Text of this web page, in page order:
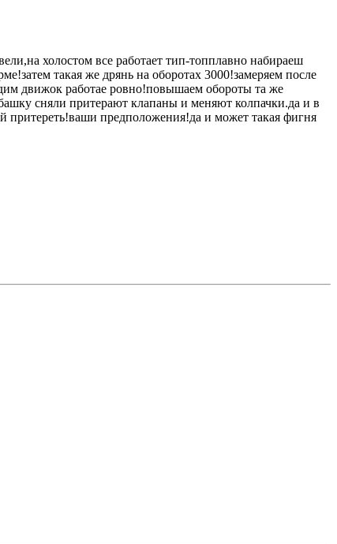
холостом все работает тип-топплавно набираеш
такая же дрянь на оборотах 3000!замеряем после
движок работае ровно!повышаем обороты та же
сняли притерают клапаны и меняют колпачки.да и в
притереть!ваши предположения!да и может такая фигня